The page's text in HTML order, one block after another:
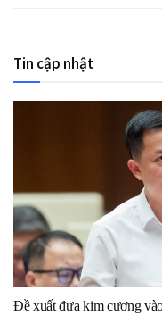
Tin cập nhật
Đề xuất đưa kim cương